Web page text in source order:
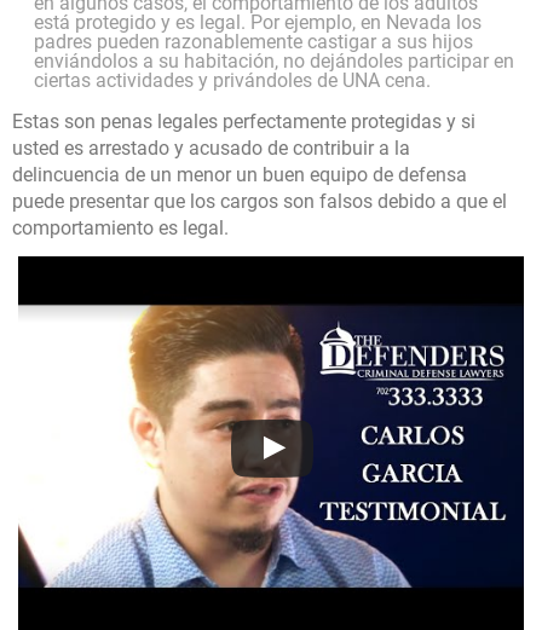
está protegido y es legal. Por ejemplo, en Nevada los
padres pueden razonablemente castigar a sus hijos
enviándolos a su habitación, no dejándoles participar en
ciertas actividades y privándoles de UNA cena.
Estas son penas legales perfectamente protegidas y si
usted es arrestado y acusado de contribuir a la
delincuencia de un menor un buen equipo de defensa
puede presentar que los cargos son falsos debido a que el
comportamiento es legal.